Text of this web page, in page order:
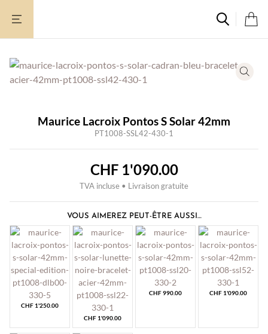
Maurice Lacroix Pontos S Solar 42mm
PT1008-SSL42-430-1
CHF1'090.00
TVA incluse • Livraison gratuite
VOUS AIMEREZ PEUT-ÊTRE AUSSI…
CHF 1'250.00
CHF 1'090.00
CHF990.00 CHF 1'090.00